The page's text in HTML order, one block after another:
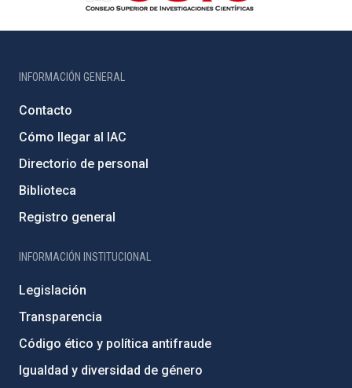
INFORMACIÓN GENERAL
Contacto
Cómo llegar al IAC
Directorio de personal
Biblioteca
Registro general
INFORMACIÓN INSTITUCIONAL
Legislación
Transparencia
Código ético y política antifraude
Igualdad y diversidad de género